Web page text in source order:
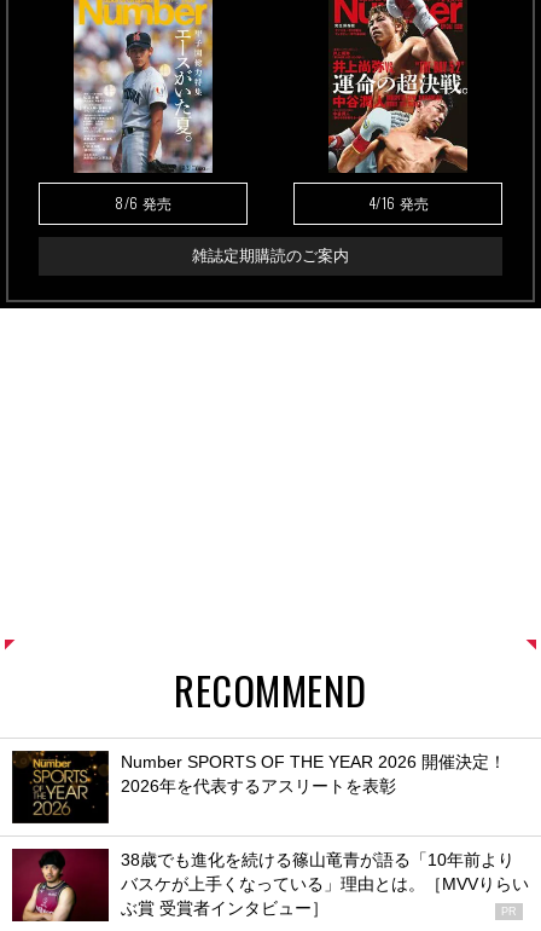
8/6 発売 4/16 発売
雑誌定期購読のご案内
RECOMMEND
Number SPORTS OF THE YEAR 2026 開催決定！
2026年を代表するアスリートを表彰
38歳でも進化を続ける篠山竜青が語る「10年前より
バスケが上手くなっている」理由とは。［MVVりらい
ぶ賞 受賞者インタビュー］
PR